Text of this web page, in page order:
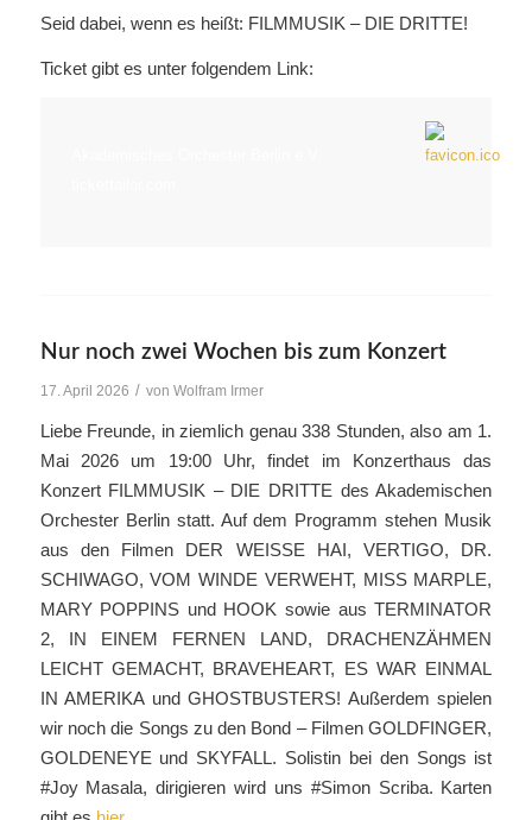
Seid dabei, wenn es heißt: FILMMUSIK – DIE DRITTE!
Ticket gibt es unter folgendem Link:
Nur noch zwei Wochen bis zum Konzert
17. April 2026 / von Wolfram Irmer
Liebe Freunde, in ziemlich genau 338 Stunden, also am 1.
Mai 2026 um 19:00 Uhr, findet im Konzerthaus das
Konzert FILMMUSIK – DIE DRITTE des Akademischen
Orchester Berlin statt. Auf dem Programm stehen Musik
aus den Filmen DER WEISSE HAI, VERTIGO, DR.
SCHIWAGO, VOM WINDE VERWEHT, MISS MARPLE,
MARY POPPINS und HOOK sowie aus TERMINATOR
2, IN EINEM FERNEN LAND, DRACHENZÄHMEN
LEICHT GEMACHT, BRAVEHEART, ES WAR EINMAL
IN AMERIKA und GHOSTBUSTERS! Außerdem spielen
wir noch die Songs zu den Bond – Filmen GOLDFINGER,
GOLDENEYE und SKYFALL. Solistin bei den Songs ist
#Joy Masala, dirigieren wird uns #Simon Scriba. Karten